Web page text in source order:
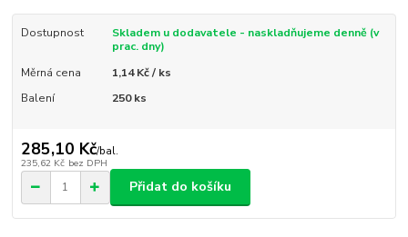
Dostupnost
Skladem u dodavatele - naskladňujeme denně (v
prac. dny)
Měrná cena
1,14 Kč / ks
Balení
250 ks
285,10 Kč/bal.
235,62 Kč bez DPH
Přidat do košíku